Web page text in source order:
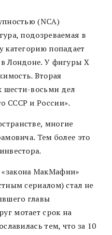
(NCA)
подозреваемая в
категорию попадает
Лондоне. У фигуры X
Вторая
шести-восьми дел
СССР и России».
многие
Тем более это
МакМафии»
сериалом) стал не
главы
мотает срок на
тем, что за 10